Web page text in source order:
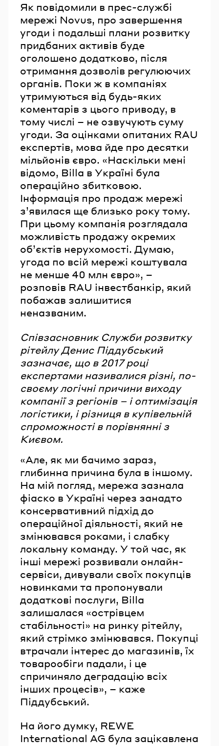
Як повідомили в прес-службі
мережі Novus, про завершення
угоди і подальші плани розвитку
придбаних активів буде
оголошено додатково, після
отримання дозволів регулюючих
органів. Поки ж в компаніях
утримуються від будь-яких
коментарів з цього приводу, в
тому числі – не озвучують суму
угоди. За оцінками опитаних RAU
експертів, мова йде про десятки
мільйонів євро. «Наскільки мені
відомо, Billa в Україні була
операційно збитковою.
Інформація про продаж мережі
з’явилася ще близько року тому.
При цьому компанія розглядала
можливість продажу окремих
об’єктів нерухомості. Думаю,
угода по всій мережі коштувала
не менше 40 млн євро», –
розповів RAU інвестбанкір, який
побажав залишитися
неназваним.
Співзасновник Служби розвитку
рітейлу Денис Піддубський
зазначає, що в 2017 році
експертами називалися різні, по-
своєму логічні причини виходу
компанії з регіонів – і оптимізація
логістики, і різниця в купівельній
спроможності в порівнянні з
Києвом.
«Але, як ми бачимо зараз,
глибинна причина була в іншому.
На мій погляд, мережа зазнала
фіаско в Україні через занадто
консервативний підхід до
операційної діяльності, який не
змінювався роками, і слабку
локальну команду. У той час, як
інші мережі розвивали онлайн-
сервіси, дивували своїх покупців
новинками та пропонували
додаткові послуги, Billa
залишалася «острівцем
стабільності» на ринку рітейлу,
який стрімко змінювався. Покупці
втрачали інтерес до магазинів, їх
товарообіги падали, і це
спричиняло деградацію всіх
інших процесів», – каже
Піддубський.
На його думку, REWE
International AG була зацікавлена